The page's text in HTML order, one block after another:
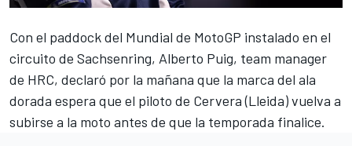
Con el paddock del Mundial de MotoGP instalado en el
circuito de Sachsenring, Alberto Puig, team manager
de HRC, declaró por la mañana que la marca del ala
dorada espera que el piloto de Cervera (Lleida) vuelva a
subirse a la moto antes de que la temporada finalice.